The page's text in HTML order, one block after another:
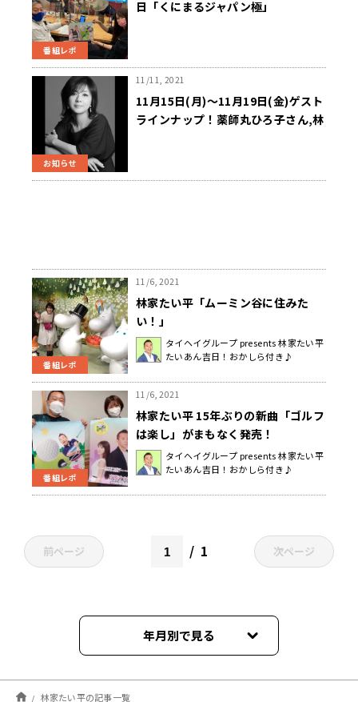
番組レポ
日「くにまるジャパン極」
お知らせ
11/11, 2021
11月15日(月)～11月19日(金)ゲスト
ラインナップ！薬師丸ひろ子さん,林
番組レポ
11/6, 2021
林家たい平「ムーミン谷に住みた
い！」
タイヘイグループ presents 林家たい平
たいあん吉日！おかしら付き♪
番組レポ
11/6, 2021
林家たい平 15年ぶりの新曲「ゴルフ
は楽し」がまもなく発売！
タイヘイグループ presents 林家たい平
たいあん吉日！おかしら付き♪
前ページ 1 次ページ
年月別で見る
2026年04月
林家たい平の記事一覧